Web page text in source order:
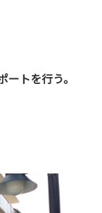
トを行う。